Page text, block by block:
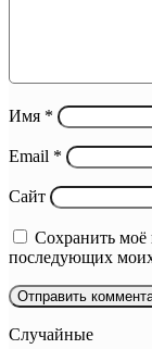
Имя *
Email *
Сайт
Сохранить моё
последующих
Случайные